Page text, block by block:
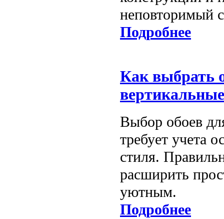
неповторимый
Подробнее
Как выбрать
Выбор обоев
требует учета
стиля.
расширить
уютным.
Подробнее